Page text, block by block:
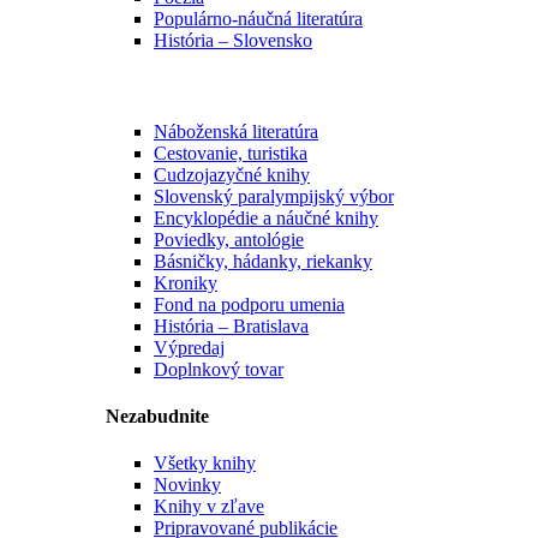
Populárno-náučná literatúra
História – Slovensko
Náboženská literatúra
Cestovanie, turistika
Cudzojazyčné knihy
Slovenský paralympijský výbor
Encyklopédie a náučné knihy
Poviedky, antológie
Básničky, hádanky, riekanky
Kroniky
Fond na podporu umenia
História – Bratislava
Výpredaj
Doplnkový tovar
Nezabudnite
Všetky knihy
Novinky
Knihy v zľave
Pripravované publikácie